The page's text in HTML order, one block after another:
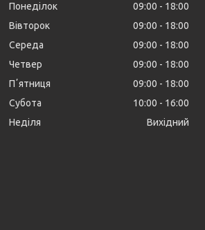
Понеділок 09:00
18:00
Вівторок
09:00
18:00
Середа
09:00
18:00
Четвер
09:00
18:00
Пʼятниця
09:00
18:00
Субота
10:00
16:00
Неділя
Вихідний